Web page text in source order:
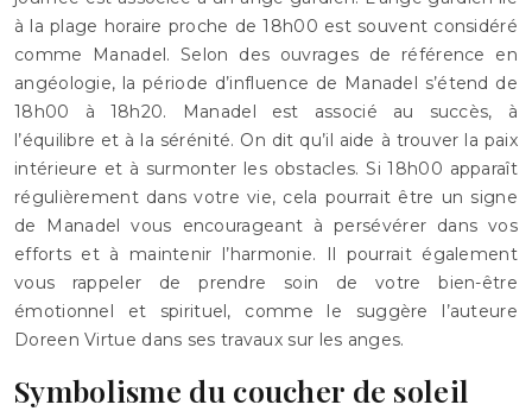
à la plage horaire proche de 18h00 est souvent considéré
comme Manadel. Selon des ouvrages de référence en
angéologie, la période d’influence de Manadel s’étend de
18h00 à 18h20. Manadel est associé au succès, à
l’équilibre et à la sérénité. On dit qu’il aide à trouver la paix
intérieure et à surmonter les obstacles. Si 18h00 apparaît
régulièrement dans votre vie, cela pourrait être un signe
de Manadel vous encourageant à persévérer dans vos
efforts et à maintenir l’harmonie. Il pourrait également
vous rappeler de prendre soin de votre bien-être
émotionnel et spirituel, comme le suggère l’auteure
Doreen Virtue dans ses travaux sur les anges.
Symbolisme du coucher de soleil